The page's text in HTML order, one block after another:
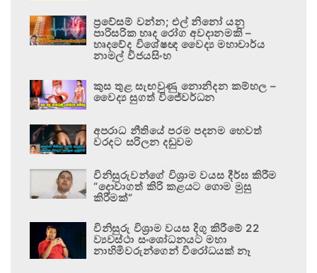
ප්‍රවේසම් වන්න; එල් නිනෝ යනු
පාරිසරික හෘද රෝග අවදානමකි –
හෘදවේද විශේෂඥ වෛද්‍ය මහාචාර්ය
නාමල් විජයසිංහ
කුස තුළ සැඟවුණු නොනිදන කම්හල –
වෛද්‍ය සුගත් විජේවර්ධන
අපරාධ නීතියේ පරම පදනම හෙවත්
වරදට සරිලන දඬුවම
විනිසුරුවන්ගේ විශ්‍රාම වයස දීර්ඝ කිරීම
“දොවාගත් කිරි කළයට ගොම මුසු
කිරීමක්”
විනිසුරු විශ්‍රාම වයස දිගු කිරීමේ 22
ව්‍යවස්ථා සංශෝධනයට මහා
නාහිමිවරුන්ගෙන් විරෝධයක් නෑ